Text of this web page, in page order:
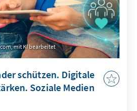
mit KI bearbeitet
schützen. Digitale
Soziale Medien